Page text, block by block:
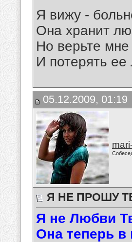
Я вижу -
Она хранит
Но верьте
И потерять
05.12.2009, 01:19
Я НЕ ПРОШУ
Я не Любви
Она теперь